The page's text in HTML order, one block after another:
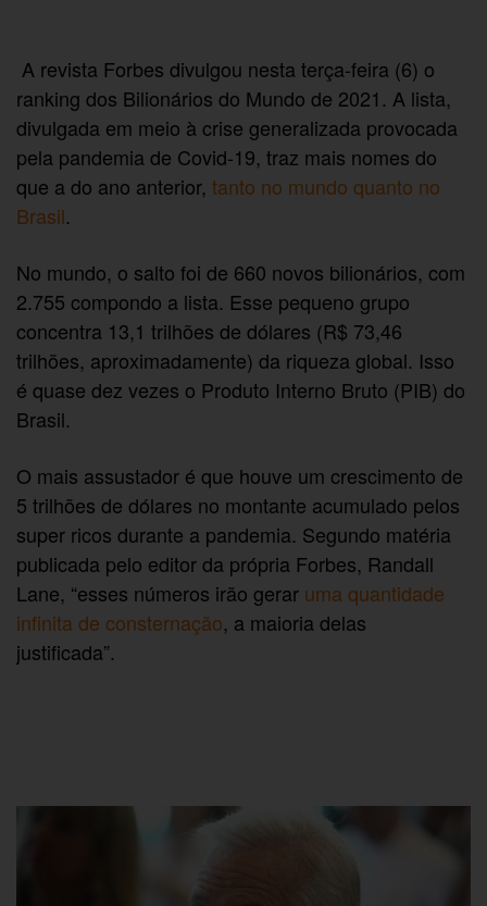
A revista Forbes divulgou nesta terça-feira (6) o
ranking dos Bilionários do Mundo de 2021. A lista,
divulgada em meio à crise generalizada provocada
pela pandemia de Covid-19, traz mais nomes do
que a do ano anterior,tanto no mundo quanto no
Brasil.
No mundo, o salto foi de 660 novos bilionários, com
2.755 compondo a lista. Esse pequeno grupo
concentra 13,1 trilhões de dólares (R$ 73,46
trilhões, aproximadamente) da riqueza global. Isso
é quase dez vezes o Produto Interno Bruto (PIB) do
Brasil.
O mais assustador é que houve um crescimento de
5 trilhões de dólares no montante acumulado pelos
super ricos durante a pandemia. Segundo matéria
publicada pelo editor da própria Forbes, Randall
Lane, “esses números irão gerar uma quantidade
infinita de consternação, a maioria delas
justificada”.